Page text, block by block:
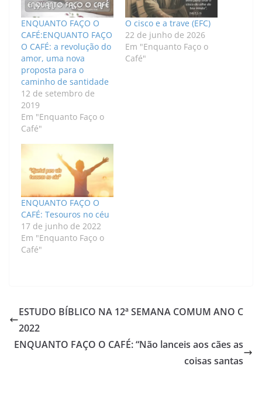
ENQUANTO FAÇO O
CAFÉ:ENQUANTO FAÇO
O CAFÉ: a revolução do
amor, uma nova
proposta para o
caminho de santidade
12 de setembro de
2019
Em "Enquanto Faço o
Café"
O cisco e a trave (EFC)
22 de junho de 2026
Em "Enquanto Faço o
Café"
ENQUANTO FAÇO O
CAFÉ: Tesouros no céu
17 de junho de 2022
Em "Enquanto Faço o
Café"
ESTUDO BÍBLICO NA 12ª SEMANA COMUM ANO C
2022
ENQUANTO FAÇO O CAFÉ: “Não lanceis aos cães as
coisas santas